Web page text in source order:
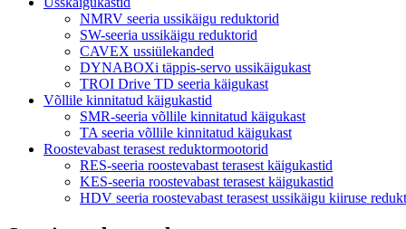
NMRV seeria ussikäigu reduktorid
SW-seeria ussikäigu reduktorid
CAVEX ussiülekanded
DYNABOXi täppis-servo ussikäigukast
TROI Drive TD seeria käigukast
Võllile kinnitatud käigukastid
SMR-seeria võllile kinnitatud käigukast
TA seeria võllile kinnitatud käigukast
Roostevabast terasest reduktormootorid
RES-seeria roostevabast terasest käigukastid
KES-seeria roostevabast terasest käigukastid
HDV seeria roostevabast terasest ussikäigu kiiruse